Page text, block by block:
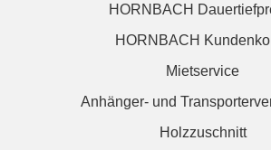
HORNBACH
HORNBACH
Mietservice
Anhänger- und
Holzzuschnitt